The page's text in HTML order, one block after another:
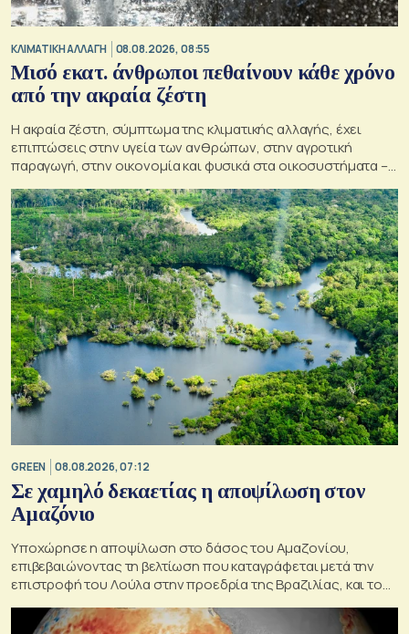
ΚΛΙΜΑΤΙΚΗ ΑΛΛΑΓΗ 08.08.2026, 08:55
Μισό εκατ. άνθρωποι πεθαίνουν κάθε χρόνο
από την ακραία ζέστη
Η ακραία ζέστη, σύμπτωμα της κλιματικής αλλαγής, έχει
επιπτώσεις στην υγεία των ανθρώπων, στην αγροτική
παραγωγή, στην οικονομία και φυσικά στα οικοσυστήματα –
GREEN 08.08.2026, 07:12
Σε χαμηλό δεκαετίας η αποψίλωση στον
Αμαζόνιο
Υποχώρησε η αποψίλωση στο δάσος του Αμαζονίου,
επιβεβαιώνοντας τη βελτίωση που καταγράφεται μετά την
επιστροφή του Λούλα στην προεδρία της Βραζιλίας, και του